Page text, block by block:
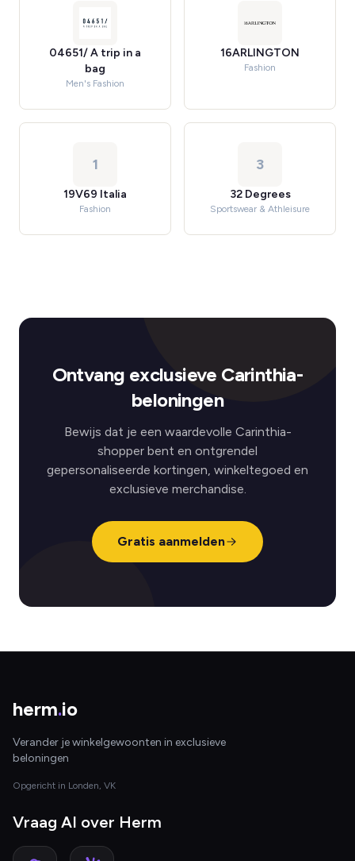
04651/ A trip in a
bag
Men's Fashion
16ARLINGTON
Fashion
1
19V69 Italia
Fashion
3
32 Degrees
Sportswear & Athleisure
Ontvang exclusieve Carinthia-
beloningen
Bewijs dat je een waardevolle Carinthia-
shopper bent en ontgrendel
gepersonaliseerde kortingen, winkeltegoed en
exclusieve merchandise.
Gratis aanmelden
herm.io
Verander je winkelgewoonten in exclusieve
beloningen
Opgericht in Londen, VK
Vraag AI over Herm